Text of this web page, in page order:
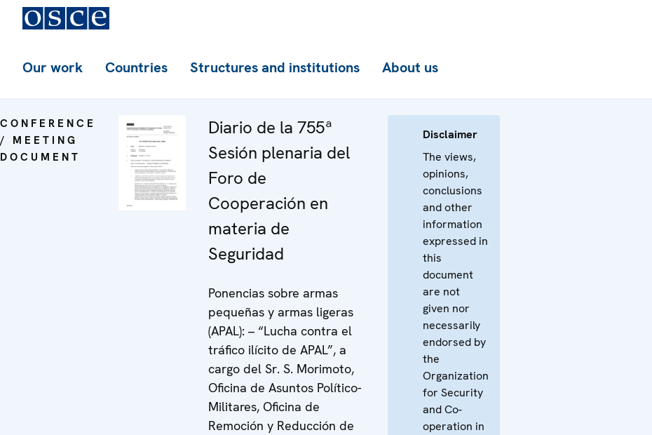
Our work Countries Structures and institutions About us
CONFERENCE
/ MEETING
DOCUMENT
Diario de la 755ª
Sesión plenaria del
Foro de
Cooperación en
materia de
Seguridad
Ponencias sobre armas
pequeñas y armas ligeras
(APAL): – “Lucha contra el
tráfico ilícito de APAL”, a
cargo del Sr. S. Morimoto,
Oficina de Asuntos Político-
Militares, Oficina de
Remoción y Reducción de
Disclaimer
The views,
opinions,
conclusions
and other
information
expressed in
this
document
are not
given nor
necessarily
endorsed by
the
Organization
for Security
and Co-
operation in